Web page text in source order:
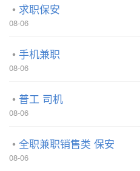
求职保安
08-06
手机兼职
08-06
普工 司机
08-06
全职兼职销售类 保安
08-06